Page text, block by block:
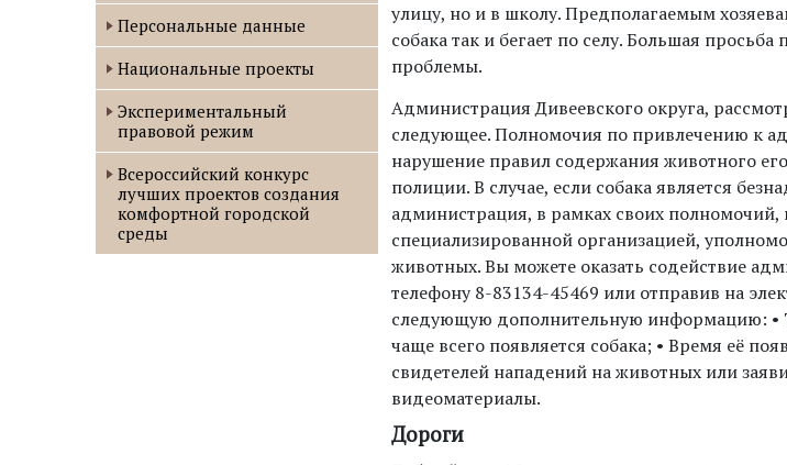
Персональные данные
Национальные проекты
Экспериментальный
правовой режим
Всероссийский конкурс
лучших проектов создания
комфортной городской
среды
улицу, но и в школу. Предполагаемым
собака так и бегает по селу. Большая
проблемы.
Администрация Дивеевского округа,
следующее. Полномочия по привлечению к
нарушение правил содержания животного
полиции. В случае, если собака является
администрация, в рамках своих полномочий,
специализированной организацией,
животных. Вы можете оказать содействие
телефону 8-83134-45469 или отправив на
следующую дополнительную информацию: •
чаще всего появляется собака; • Время её
свидетелей нападений на животных или
видеоматериалы.
Дороги